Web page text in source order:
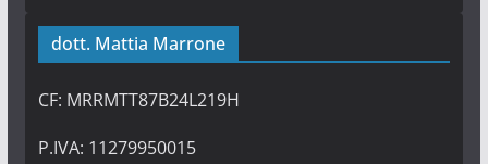
dott. Mattia Marrone
CF: MRRMTT87B24L219H
P.IVA: 11279950015